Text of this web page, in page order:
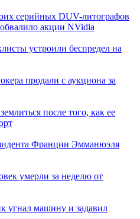
серийных DUV-литографов
акции NVidia
устроили беспредел на
продали с аукциона за
после того, как ее
Франции Эмманюэля
умерли за неделю от
угнал машину и задавил